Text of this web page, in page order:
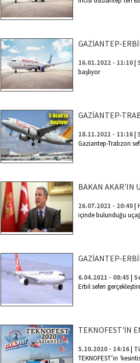
GAZİANTEP-
16.01.2022 - 11:10|
başlıyor
GAZİANTEP-
18.11.2021 - 11:16|
Gaziantep-Trabzon
BAKAN AKAR'IN
26.07.2021 - 20:40|
içinde bulunduğu
GAZİANTEP-
6.04.2021 - 08:45 |
Erbil seferi
TEKNOFEST'İN
5.10.2020 - 14:16|
TEKNOFEST’in